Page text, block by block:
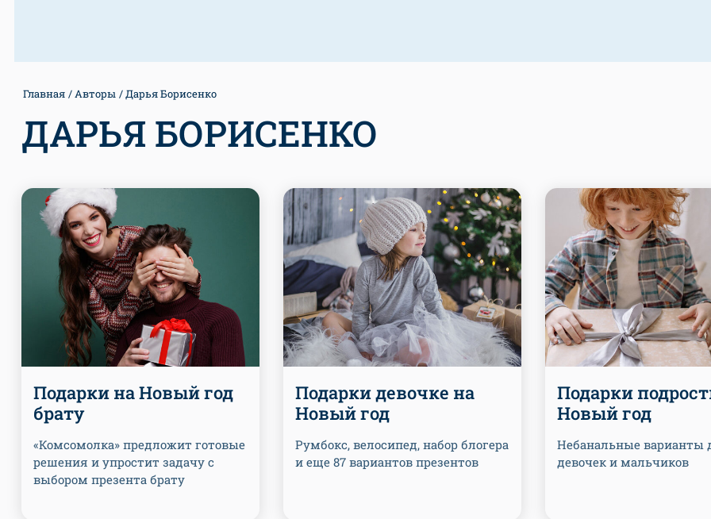
Главная Авторы Дарья Борисенко
ДАРЬЯ БОРИСЕНКО
Подарки на Новый год
брату
«Комсомолка» предложит готовые
решения и упростит задачу с
выбором презента брату
Подарки девочке на
Новый год
Румбокс, велосипед, набор блогера
и еще 87 вариантов презентов
Подарки
Новый год
Небанальные варианты
девочек и мальчиков